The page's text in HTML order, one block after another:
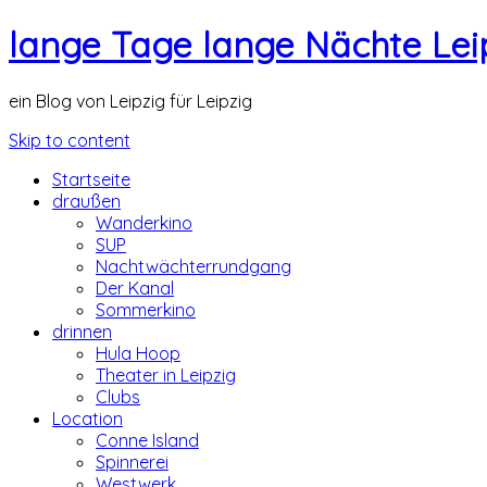
lange Tage lange Nächte
ein Blog von Leipzig für Leipzig
Skip to content
Startseite
draußen
Wanderkino
SUP
Nachtwächterrundgang
Der Kanal
Sommerkino
drinnen
Hula Hoop
Theater in Leipzig
Clubs
Location
Conne Island
Spinnerei